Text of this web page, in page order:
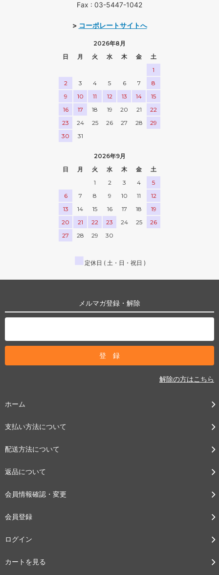
Fax : 03-5447-1042
> コーポレートサイトへ
2026年8月
日
月 火 水 木 金
土
1
2
3 4 5 6 7
8
9
10 11 12 13 14
15
16
17 18 19 20 21
22
23
24 25 26 27 28
29
30
31
2026年9月
日
月 火 水 木 金
土
1
2 3 4
5
6
7 8 9 10 11
12
13
14 15 16 17 18
19
20
21 22 23 24 25
26
27
28 29 30
■ 定休日 ( 土・日・祝日 )
メルマガ登録・解除
解除の方はこちら
ホーム
支払い方法について
配送方法について
返品について
会員情報確認・変更
会員登録
ログイン
カートを見る